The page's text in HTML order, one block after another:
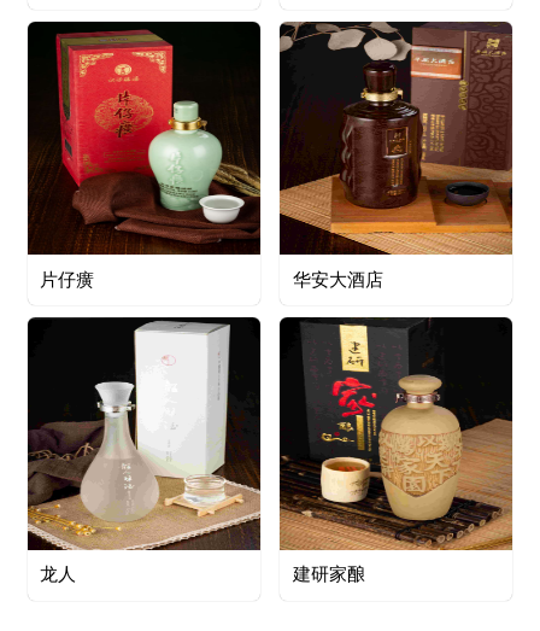
片仔癀 华安大酒店
龙人 建研家酿